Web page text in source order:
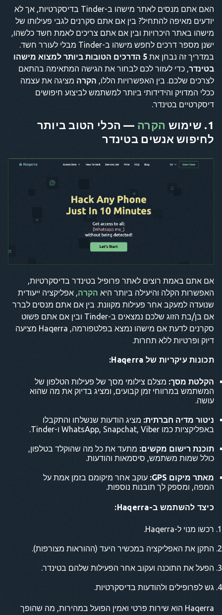
האם אתם מנסים לאתר מישהו ב-Tinder בדיסקרטיות, אך לא
יודעים מאיפה להתחיל? בין אם אתם סקרנים לגבי פעילותו של
מישהו באתר היכרויות ובין אם אתם צריכים לאמת חשד כלשהו,
ישנן מספר דרכים לחפש מישהו ב-Tinder מבלי לעורר חשד.
במדריך זה נבחן את
5 הדרכים הטובות ביותר למצוא מישהו
בטינדר, כדי לעזור לכם לבחור את הגישה המתאימה בהתאם
לצרכים שלכם. בין האפשרויות הללו, הקרה מציגה את עצמה
ככלי המדויק והידידותי ביותר למשתמש לביצוע חיפושים
דיסקרטיים בטינדר.
1. שימוש הקרה — הכלי הטוב ביותר
לחיפוש אנשים בטינדר
אם אתם באמת רוצים לאתר פרופיל בטינדר בדיסקרטיות,
האפשרות הקלה והיעילה ביותר היא הקרה, אפליקציה ייעודית
שנועדה למעקב אחר פעילות מקוונת. בין אם אתם מנסים לברר
אם בן/בת הזוג שלכם נמצאים ב-Tinder ובין אם אתם פשוט
סקרנים לדעת אם מישהו נמצא בפלטפורמה, Haqerra מציעה
דיוק ופרטיות ללא תחרות.
תכונות עיקריות של Haqerra:
הקלטת מסך: מצלם צילומי מסך של פעילות הטלפון של
המשתמש במרווחי זמן קבועים, ומציג בדיוק את מה שהוא
עושה.
ניטור מדיה חברתית: מציג הודעות שנשלחו והתקבלו
באפליקציות כמו WhatsApp, Snapchat, Viber ו-Tinder.
תוכנת רישום מקשים: מתעד את כל מה שהוקלד בטלפון,
כולל שמות משתמש, סיסמאות והודעות.
מאתר מיקום GPS:
עוקב אחר מיקומם בזמן אמת על
המפה, ומספק לך תובנות נוספות.
כיצד להשתמש ב-Haqerra:
רכשו מנוי ל-Haqerra.
התקן את האפליקציה במכשיר היעד (ההוראות מצורפות).
הפעל את התוכנה ועקוב אחר הפעילות שלהם בטינדר.
גש לפרופילים ולהודעות בדיסקרטיות.
Haqerra הוא שירות פרטי ואמין הפועל במהירות, מה שהופך